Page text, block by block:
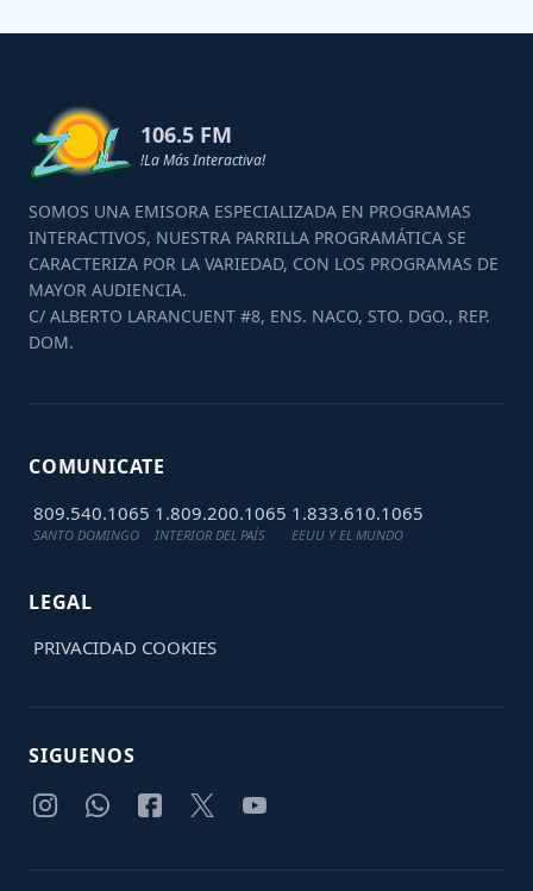
106.5 FM
!La Más Interactiva!
SOMOS UNA EMISORA ESPECIALIZADA EN PROGRAMAS
INTERACTIVOS, NUESTRA PARRILLA PROGRAMÁTICA SE
CARACTERIZA POR LA VARIEDAD, CON LOS PROGRAMAS DE
MAYOR AUDIENCIA.
C/ ALBERTO LARANCUENT #8, ENS. NACO, STO. DGO., REP.
DOM.
COMUNICATE
809.540.1065
SANTO DOMINGO
1.809.200.1065
INTERIOR DEL PAÍS
1.833.610.1065
EEUU Y EL MUNDO
LEGAL
PRIVACIDAD COOKIES
SIGUENOS